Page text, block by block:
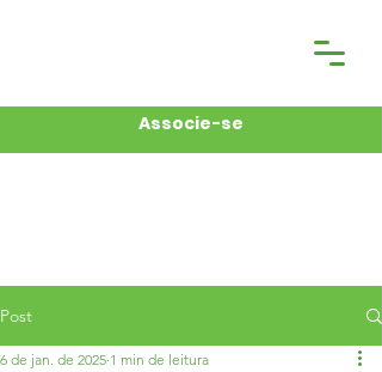
Associe-se
Post
6 de jan. de 2025 1 min de leitura